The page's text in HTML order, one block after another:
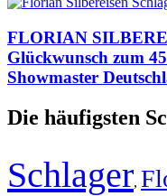
FLORIAN
Glückwunsch zum
Showmaster
Die häufigsten
Schlager,